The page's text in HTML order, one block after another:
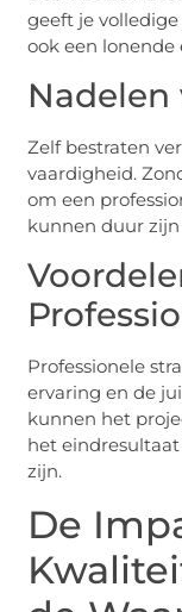
geeft je
ook een lonende
Zelf bestraten
vaardigheid.
om een
kunnen duur
Professionele
ervaring en de
kunnen het
het
zijn.
De